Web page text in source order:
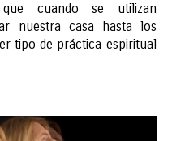
cuando se utilizan
nuestra casa hasta los
tipo de práctica espiritual